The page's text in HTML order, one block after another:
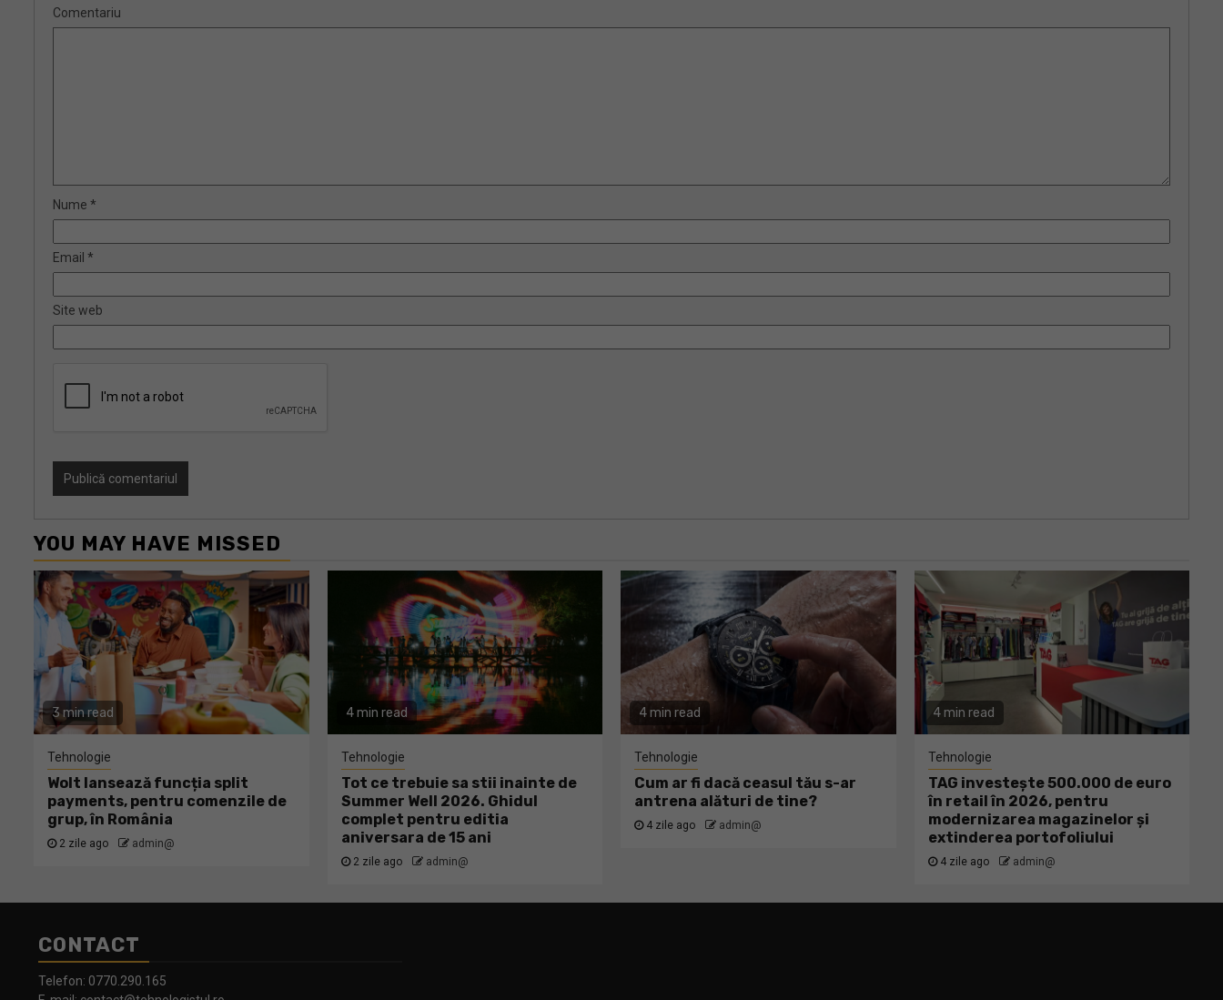
Comentariu
Nume *
Email *
Site web
YOU MAY HAVE MISSED
3 min read
Tehnologie
Wolt lansează funcția split
payments, pentru comenzile de
grup, în România
2 zile ago admin@
4 min read
Tehnologie
Tot ce trebuie sa stii inainte de
Summer Well 2026. Ghidul
complet pentru editia
aniversara de 15 ani
2 zile ago admin@
4 min read
Tehnologie
Cum ar fi dacă ceasul tău s-ar
antrena alături de tine?
4 zile ago admin@
4 min read
Tehnologie
TAG investește 500.000 de euro
în retail în 2026, pentru
modernizarea magazinelor și
extinderea portofoliului
4 zile ago admin@
CONTACT
Telefon: 0770.290.165